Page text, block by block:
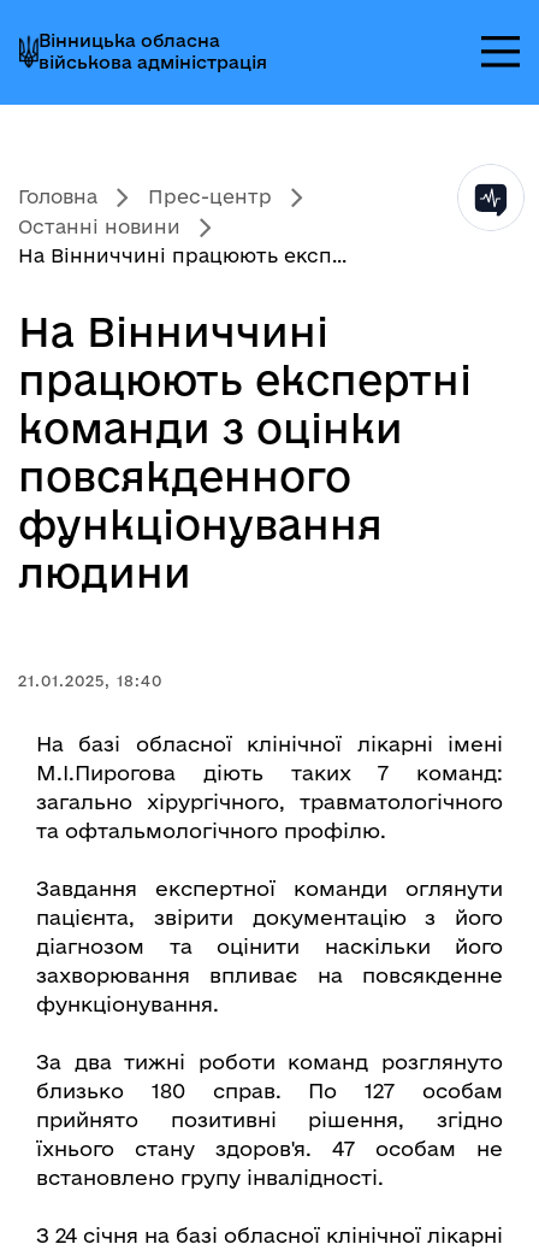
до
головного
меню
до
головного
вмісту
до
головного
колонтитула
Вінницька обласна
військова адміністрація
Головна
Прес-центр
Останні новини
На Вінниччині працюють експ...
На Вінниччині
працюють експертні
команди з оцінки
повсякденного
функціонування
людини
21.01.2025, 18:40
На базі обласної клінічної лікарні імені
М.І.Пирогова діють таких 7 команд:
загально хірургічного, травматологічного
та офтальмологічного профілю.
Завдання експертної команди оглянути
пацієнта, звірити документацію з його
діагнозом та оцінити наскільки його
захворювання впливає на повсякденне
функціонування.
За два тижні роботи команд розглянуто
близько 180 справ. По 127 особам
прийнято позитивні рішення, згідно
їхнього стану здоров'я. 47 особам не
встановлено групу інвалідності.
З 24 січня на базі обласної клінічної лікарні